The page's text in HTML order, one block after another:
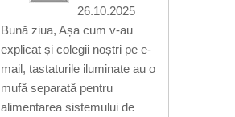
26.10.2025
Bună ziua, Așa cum v-au
explicat și colegii noștri pe e-
mail, tastaturile iluminate au o
mufă separată pentru
alimentarea sistemului de